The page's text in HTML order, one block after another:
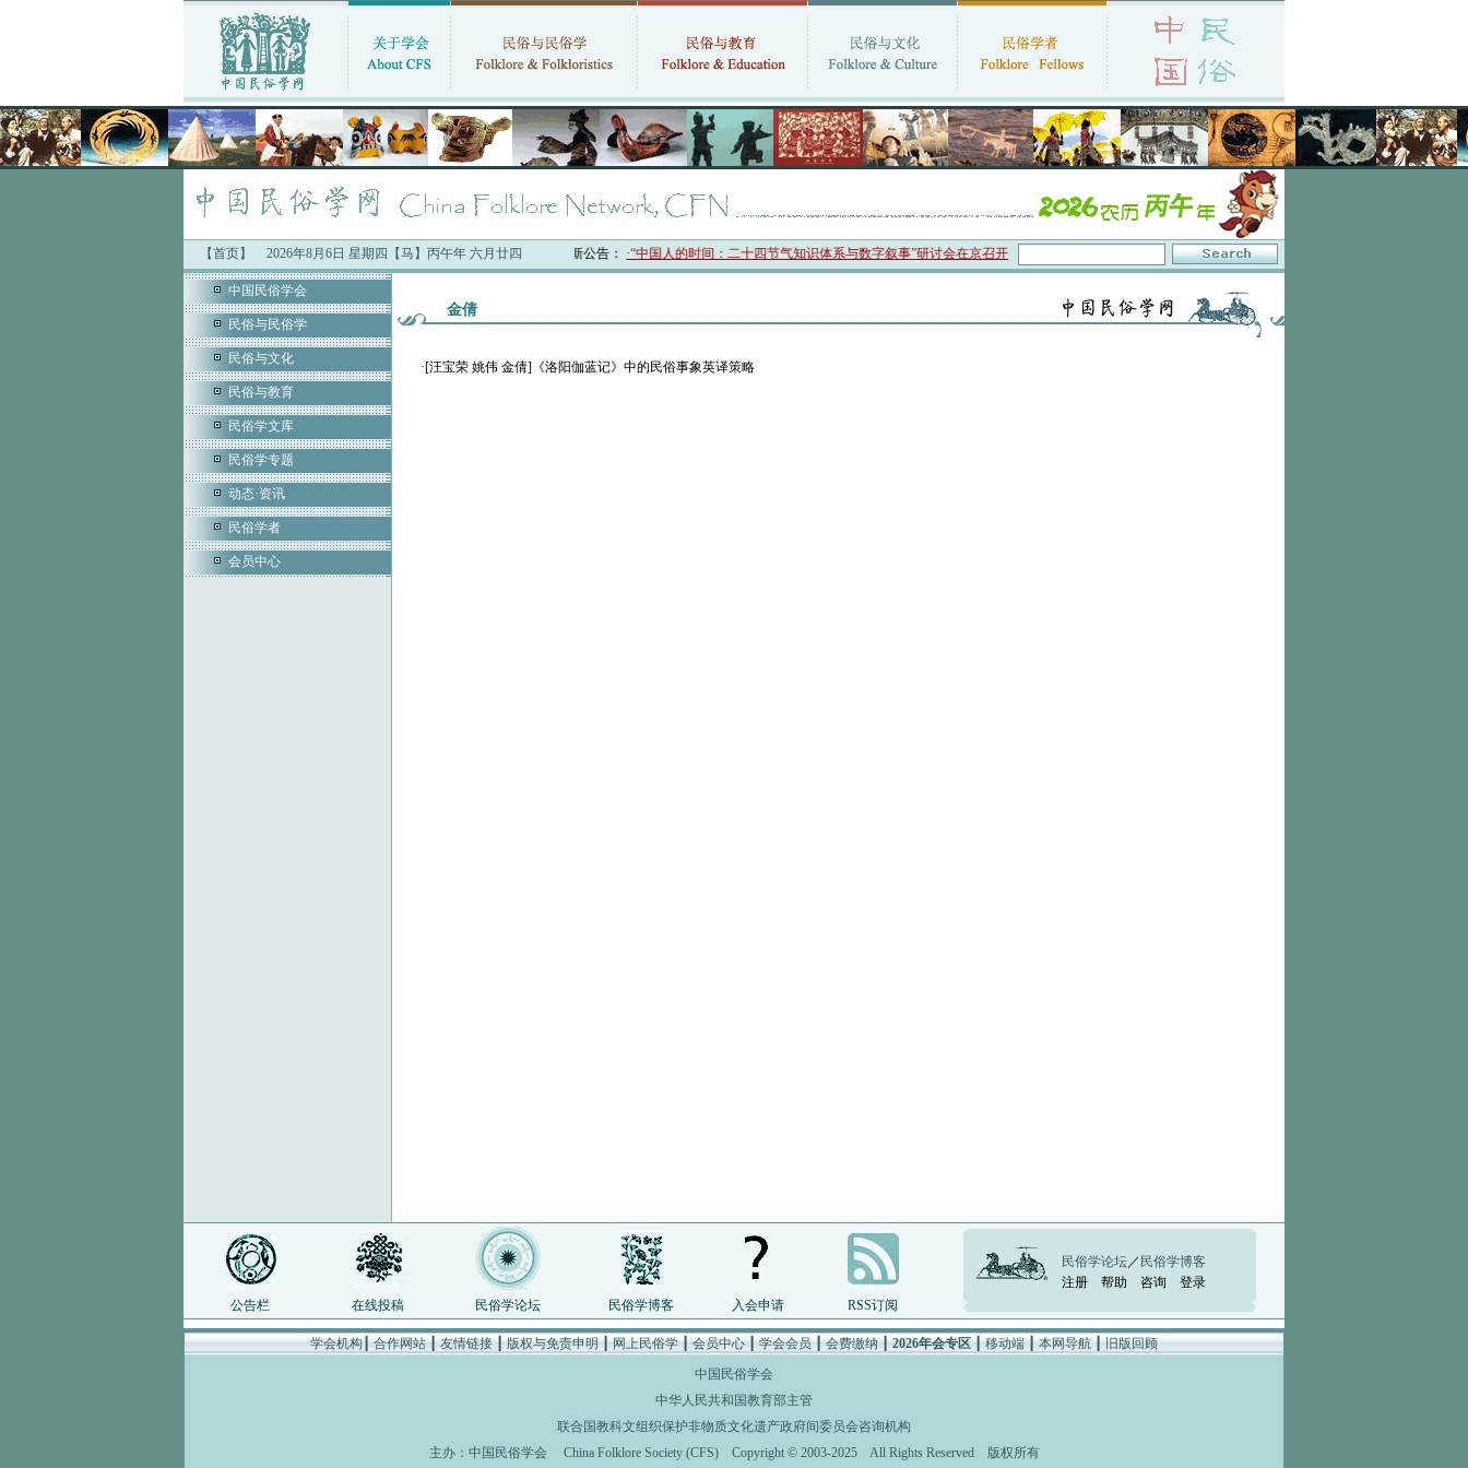
【首页】 2026年8月6日 星期四【马】丙午年 六月廿四中国民俗学会最新公告： ·“中国人的时间：二十四节气知识体系与数字叙事”研讨会在京召开 ·中国民俗学会第十一届代表大会暨2026年年会征文启事
中国民俗学会
民俗与民俗学
民俗与文化
民俗与教育
民俗学文库
民俗学专题
动态·资讯
民俗学者
会员中心
金倩
·[汪宝荣 姚伟 金倩]《洛阳伽蓝记》中的民俗事象英译策略
公告栏 在线投稿 民俗学论坛 民俗学博客 入会申请 RSS订阅
民俗学论坛／ 民俗学博客
注册
帮助 咨询 登录
学会机构┃合作网站┃友情链接┃版权与免责申明┃网上民俗学┃会员中心┃学会会员┃会费缴纳┃2026年会专区┃移动端┃本网导航┃旧版回顾
中国民俗学会
中华人民共和国教育部主管
联合国教科文组织保护非物质文化遗产政府间委员会咨询机构
主办： 中国民俗学会 China Folklore Society (CFS)Copyright © 2003-2025 All Rights Reserved 版权所有